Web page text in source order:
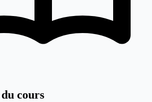
cours